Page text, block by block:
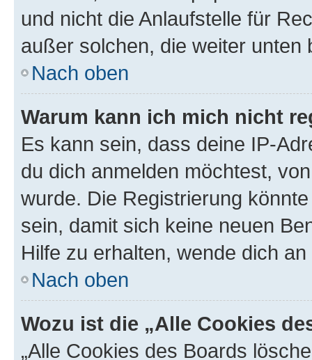
und nicht die Anlaufstelle für
außer solchen, die weiter unten
Nach oben
Warum kann ich mich nicht
Es kann sein, dass deine IP-
du dich anmelden möchtest,
wurde. Die Registrierung
sein, damit sich keine neuen
Hilfe zu erhalten, wende dich
Nach oben
Wozu ist die „Alle Cookies
„Alle Cookies des Boards